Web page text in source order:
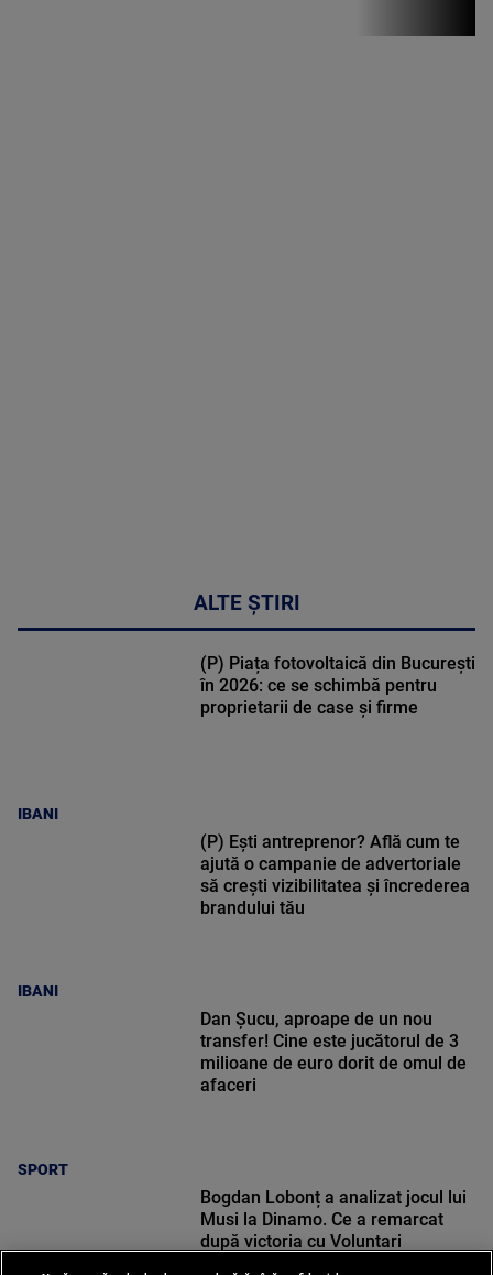
Stirile PRO TV
ALTE ȘTIRI
IBANI
(P) Piața fotovoltaică din București
în 2026: ce se schimbă pentru
proprietarii de case și firme
IBANI
(P) Ești antreprenor? Află cum te
ajută o campanie de advertoriale
să crești vizibilitatea și încrederea
brandului tău
SPORT
Dan Șucu, aproape de un nou
transfer! Cine este jucătorul de 3
milioane de euro dorit de omul de
afaceri
Bogdan Lobonț a analizat jocul lui
Musi la Dinamo. Ce a remarcat
după victoria cu Voluntari